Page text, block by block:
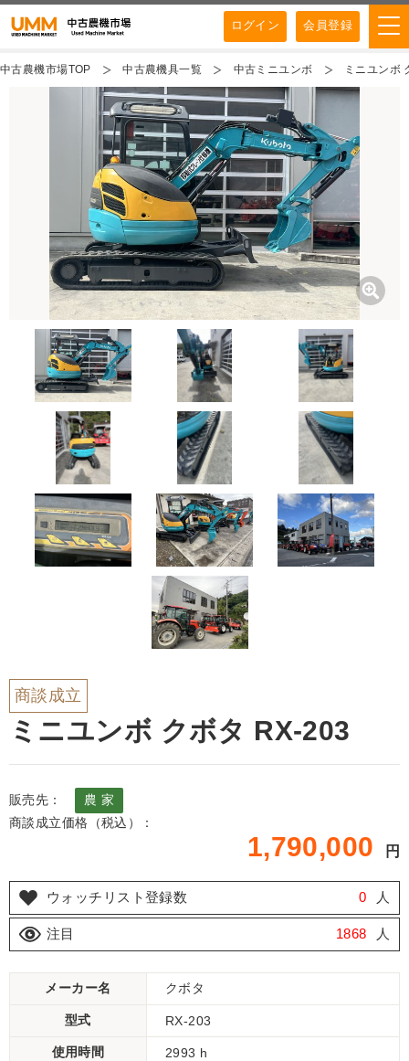
ログイン 会員登録
中古農機市場TOP 中古農機具一覧 中古ミニユンボ ミニユンボ
商談成立
ミニユンボ クボタ RX-203
販売先：
農 家
商談成立価格（税込）：
1,790,000 円
ウォッチリスト登録数 0 人
注目 1868 人
メーカー名 クボタ
型式 RX-203
使用時間 2993 h